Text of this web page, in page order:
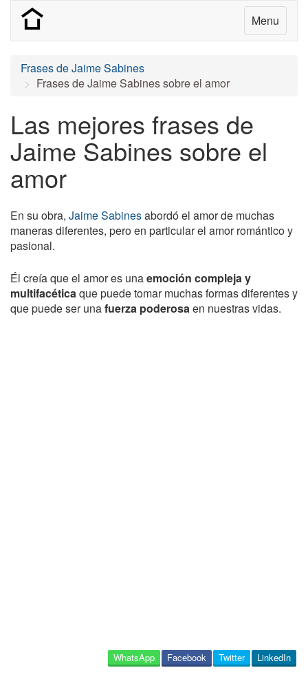
Menu
Frases de Jaime Sabines
Frases de Jaime Sabines sobre el amor
Las mejores frases de
Jaime Sabines sobre el
amor
En su obra, Jaime Sabinesabordó el amor de muchas
maneras diferentes, pero en particular el amor romántico y
pasional.
Él creía que el amor es unaemoción compleja y
multifacéticaque puede tomar muchas formas diferentes y
que puede ser unafuerza poderosaen nuestras vidas.
LinkedIn
Twitter
Facebook
WhatsApp